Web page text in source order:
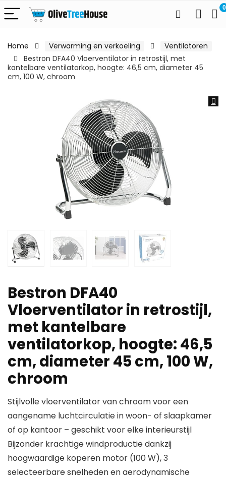
0
Home Verwarming en verkoeling
Ventilatoren
Bestron DFA40 Vloerventilator in retrostijl, met
kantelbare ventilatorkop, hoogte: 46,5 cm, diameter 45
cm, 100 W, chroom
Bestron DFA40
Vloerventilator in retrostijl,
met kantelbare
ventilatorkop, hoogte: 46,5
cm, diameter 45 cm, 100 W,
chroom
Stijlvolle vloerventilator van chroom voor een
aangename luchtcirculatie in woon- of slaapkamer
of op kantoor – geschikt voor elke interieurstijl
Bijzonder krachtige windproductie dankzij
hoogwaardige koperen motor (100 W), 3
selecteerbare snelheden en aerodynamische